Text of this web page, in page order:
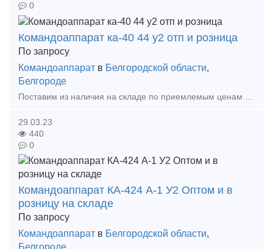
0
Командоаппарат ка-40 44 у2 отп и розница
По запросу
Командоаппарат в Белгородской области,
Белгороде
29.03.23
440
0
Командоаппарат КА-424 А-1 У2 Оптом и в
розницу на складе
По запросу
Командоаппарат в Белгородской области,
Белгороде